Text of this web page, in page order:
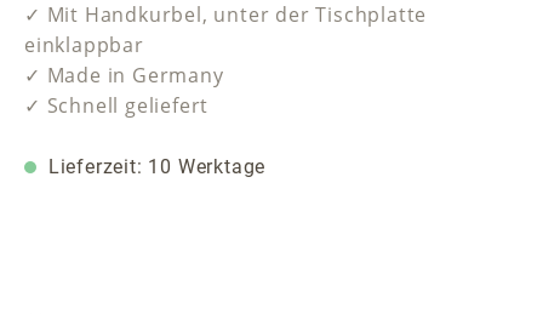
✓ Mit Handkurbel, unter der Tischplatte
einklappbar
✓ Made in Germany
✓ Schnell geliefert
Lieferzeit: 10 Werktage